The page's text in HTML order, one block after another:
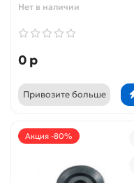
Нет в наличии
0 р
Привозите больше
Акция -80%